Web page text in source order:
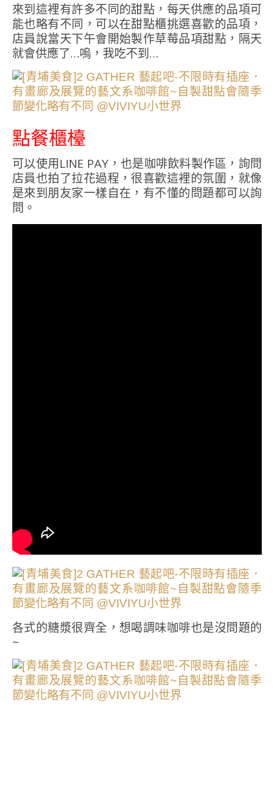
來到這裡有許多不同的甜點，每天供應的品項可
能也略有不同，可以在甜點櫃挑選喜歡的品項，
店員說當天下午會開始製作草莓品項甜點，隔天
就會供應了…嗚，我吃不到…
點餐櫃檯
可以使用LINE PAY，也是咖啡飲料製作區，詢問
店員也拍了拉花過程，很喜歡這裡的氛圍，就像
是來到朋友家一樣自在，有不懂的問題都可以詢
問。
各式的糖漿很齊全，想喝調味咖啡也是沒問題的
~